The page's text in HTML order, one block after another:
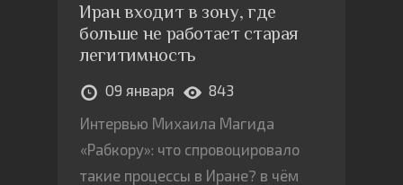
Иран входит в зону, где
больше не работает старая
легитимность
09 января
843
Интервью Михаила Магида
«Рабкору»: что спровоцировало
такие процессы в Иране? в чём